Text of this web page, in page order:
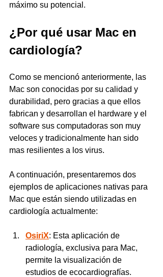
máximo su potencial.
¿Por qué usar Mac en
cardiología?
Como se mencionó anteriormente, las
Mac son conocidas por su calidad y
durabilidad, pero gracias a que ellos
fabrican y desarrollan el hardware y el
software sus computadoras son muy
veloces y tradicionalmente han sido
mas resilientes a los virus.
A continuación, presentaremos dos
ejemplos de aplicaciones nativas para
Mac que están siendo utilizadas en
cardiología actualmente:
OsiriX: Esta aplicación de
radiología, exclusiva para Mac,
permite la visualización de
estudios de ecocardiografías.